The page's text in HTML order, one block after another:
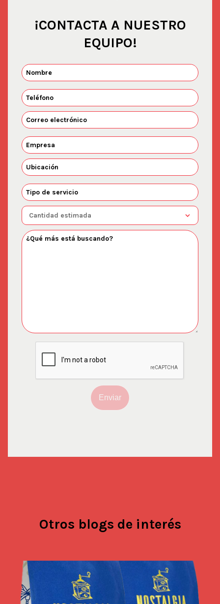
¡CONTACTA A NUESTRO
EQUIPO!
Enviar
Otros blogs de interés